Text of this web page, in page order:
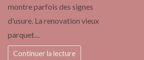
montre parfois des signes
d’usure. La renovation vieux
parquet…
Continuer la lecture